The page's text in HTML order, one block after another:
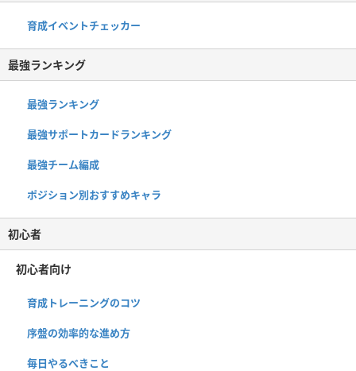
育成イベントチェッカー
最強ランキング
最強ランキング
最強サポートカードランキング
最強チーム編成
ポジション別おすすめキャラ
初心者
初心者向け
育成トレーニングのコツ
序盤の効率的な進め方
毎日やるべきこと